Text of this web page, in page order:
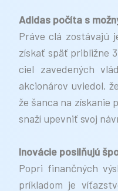
Adidas počíta s
Práve clá zostávajú
získať späť približne
ciel zavedených
akcionárov uviedol,
že šanca na získanie
snaží upevniť svoj
Inovácie posilňujú
Popri finančných
príkladom je